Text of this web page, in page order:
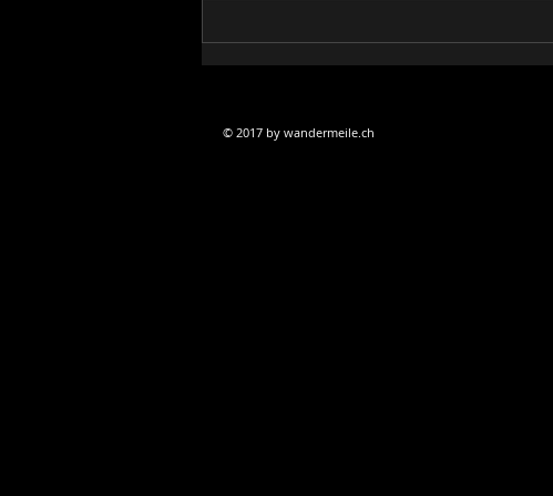
© 2017 by wandermeile.ch